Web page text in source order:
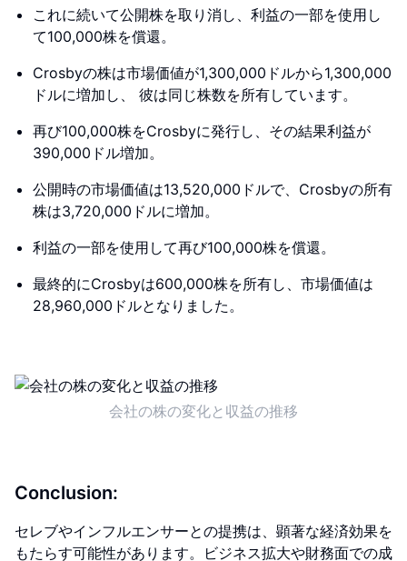
これに続いて公開株を取り消し、利益の一部を使用し
て100,000株を償還。
Crosbyの株は市場価値が1,300,000ドルから1,300,000
ドルに増加し、 彼は同じ株数を所有しています。
再び100,000株をCrosbyに発行し、その結果利益が
390,000ドル増加。
公開時の市場価値は13,520,000ドルで、Crosbyの所有
株は3,720,000ドルに増加。
利益の一部を使用して再び100,000株を償還。
最終的にCrosbyは600,000株を所有し、市場価値は
28,960,000ドルとなりました。
会社の株の変化と収益の推移
Conclusion:
セレブやインフルエンサーとの提携は、顕著な経済効果を
もたらす可能性があります。ビジネス拡大や財務面での成